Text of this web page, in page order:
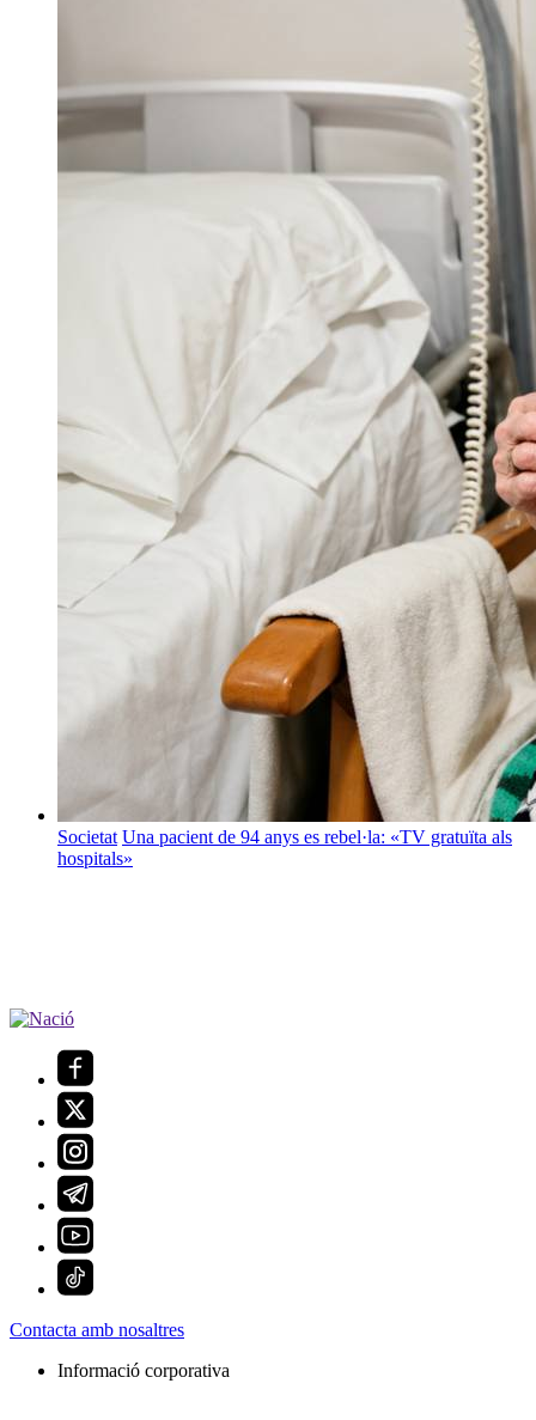
Societat Una pacient de 94 anys es rebel·la: «TV gratuïta als
hospitals»
Contacta amb nosaltres
Informació corporativa